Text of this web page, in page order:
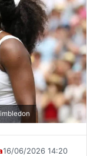
16/06/2026 14:20